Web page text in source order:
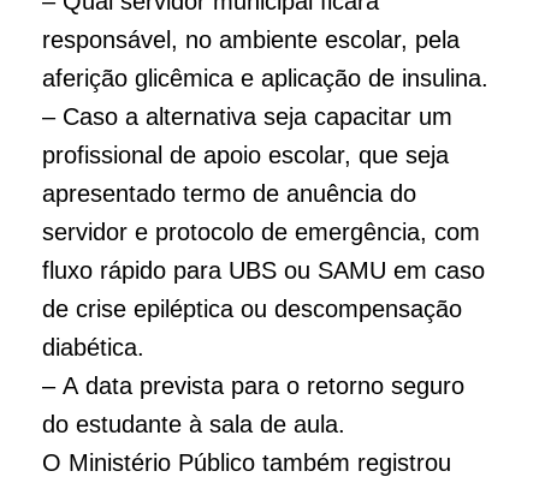
responsável, no ambiente escolar, pela
aferição glicêmica e aplicação de insulina.
– Caso a alternativa seja capacitar um
profissional de apoio escolar, que seja
apresentado termo de anuência do
servidor e protocolo de emergência, com
fluxo rápido para UBS ou SAMU em caso
de crise epiléptica ou descompensação
diabética.
– A data prevista para o retorno seguro
do estudante à sala de aula.
O Ministério Público também registrou